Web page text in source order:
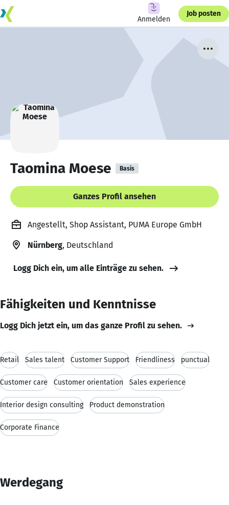
Anmelden
Job posten
Taomina Moese Basis
Ganzes Profil ansehen
Angestellt, Shop Assistant, PUMA Europe GmbH
Nürnberg, Deutschland
Logg Dich ein, um alle Einträge zu sehen.
Fähigkeiten und Kenntnisse
Logg Dich jetzt ein, um das ganze Profil zu sehen.
Retail Sales talent Customer Support Friendliness punctual
Customer care Customer orientation Sales experience
Interior design consulting Product demonstration
Corporate Finance
Werdegang